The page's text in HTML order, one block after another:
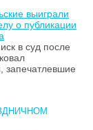
выиграли
о публикации
в суд после
запечатлевшие